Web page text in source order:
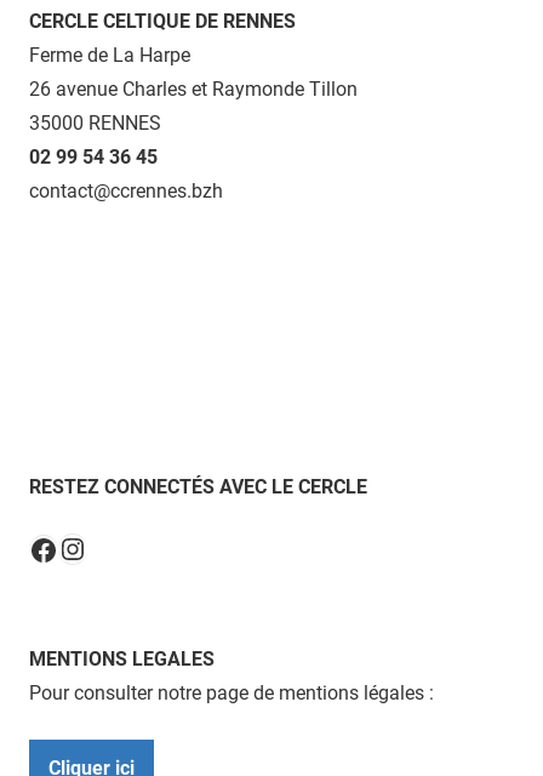
CERCLE CELTIQUE DE RENNES
Ferme de La Harpe
26 avenue Charles et Raymonde Tillon
35000 RENNES
02 99 54 36 45
contact@ccrennes.bzh
RESTEZ CONNECTÉS AVEC LE CERCLE
Facebook
Instagram
MENTIONS LEGALES
Pour consulter notre page de mentions légales :
Cliquer ici